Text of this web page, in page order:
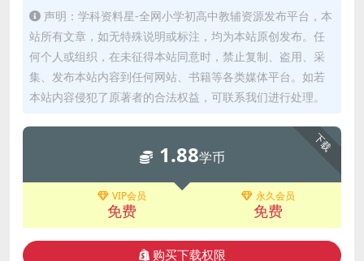
声明：学科资料星-全网小学初高中教辅资源发布平台，本
站所有文章，如无特殊说明或标注，均为本站原创发布。任
何个人或组织，在未征得本站同意时，禁止复制、盗用、采
集、发布本站内容到任何网站、书籍等各类媒体平台。如若
本站内容侵犯了原著者的合法权益，可联系我们进行处理。
下载
1.88学币
VIP会员
免费
永久会员
免费
购买下载权限